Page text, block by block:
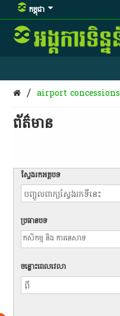
កម្ពុជា
/ airport concessions
ព័ត៌មាន​
ស្វែងរកអត្ថបទ
ប្រធានបទ
ចន្លោះពេលវេលា